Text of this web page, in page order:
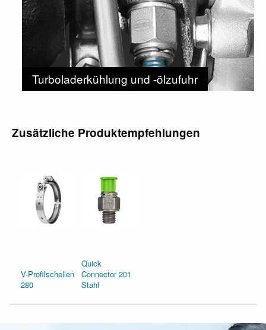
Turboladerkühlung und -ölzufuhr
Zusätzliche Produktempfehlungen
V-Profilschellen
280
Quick
Connector 201
Stahl